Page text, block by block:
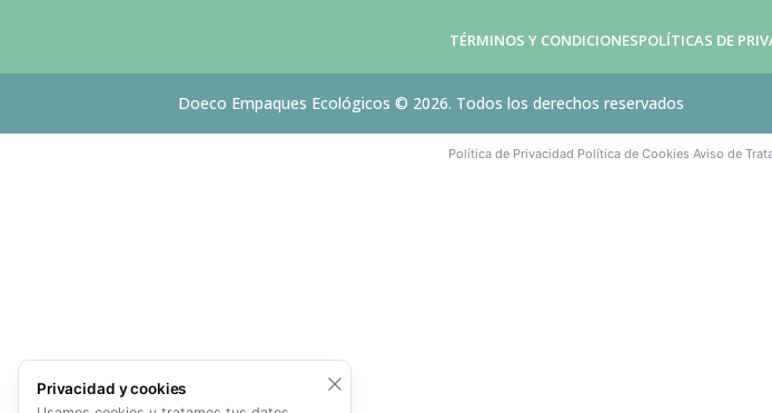
TÉRMINOS Y CONDICIONESPOLÍTICAS DE
Doeco Empaques Ecológicos © 2026. Todos los derechos reservados
Privacidad y cookies
Política de Privacidad·Política de Cookies·Aviso de